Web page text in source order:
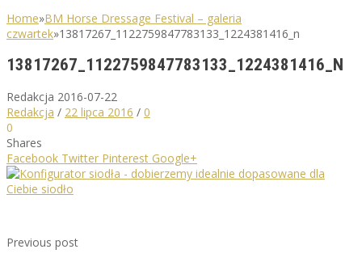
Home»BM Horse Dressage Festival – galeria
czwartek»13817267_1122759847783133_1224381416_n
13817267_1122759847783133_1224381416_N
Redakcja 2016-07-22
Redakcja / 22 lipca 2016 / 0
0
Shares
Facebook Twitter Pinterest Google+
Previous post